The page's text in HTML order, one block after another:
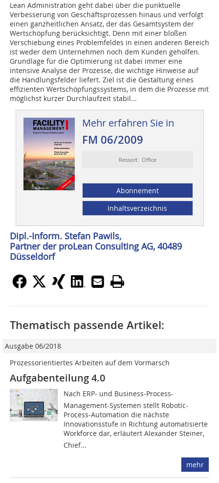
Lean Administration geht dabei über die punktuelle
Verbesserung von Geschäftsprozessen hinaus und verfolgt
einen ganzheitlichen Ansatz, der das Gesamtsystem der
Wertschöpfung ­berücksichtigt. Denn mit einer bloßen
Verschiebung eines Problemfeldes in ­einen anderen Bereich
ist weder dem Unternehmen noch dem Kunden geholfen.
Grundlage für die Optimierung ist dabei immer eine
intensive Analyse der Prozesse, die wichtige Hinweise auf
die Handlungsfelder liefert. Ziel ist die ­Gestaltung eines
effizienten Wertschöpfungssystems, in dem die Prozesse mit
möglichst kurzer Durchlaufzeit stabil...
Mehr erfahren Sie in
FM 06/2009
Ressort: Office
Abonnement
Inhaltsverzeichnis
Dipl.-Inform. Stefan Pawils,
Partner der proLean Consulting AG, 40489
Düsseldorf
Thematisch passende Artikel:
Ausgabe 06/2018
Prozessorientiertes Arbeiten auf dem Vormarsch
Aufgabenteilung 4.0
Nach ERP- und Business-Process-
Management-Systemen stellt Robotic-
Process-Automation die nächste
Innovationsstufe in Richtung automatisierte
Workforce dar, erläutert Alexander Steiner,
Chief...
mehr